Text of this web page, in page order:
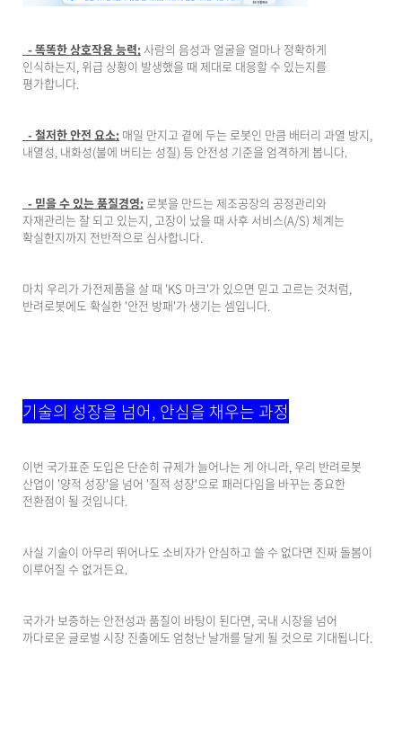
- 똑똑한 상호작용 능력:사람의 음성과 얼굴을 얼마나 정확하게
인식하는지, 위급 상황이 발생했을 때 제대로 대응할 수 있는지를
평가합니다.
- 철저한 안전 요소: 매일 만지고 곁에 두는 로봇인 만큼 배터리 과열 방지,
내열성, 내화성(불에 버티는 성질) 등 안전성 기준을 엄격하게 봅니다.
- 믿을 수 있는 품질경영: 로봇을 만드는 제조공장의 공정관리와
자재관리는 잘 되고 있는지, 고장이 났을 때 사후 서비스(A/S) 체계는
확실한지까지 전반적으로 심사합니다.
마치 우리가 가전제품을 살 때 'KS 마크'가 있으면 믿고 고르는 것처럼,
반려로봇에도 확실한 '안전 방패'가 생기는 셈입니다.
기술의 성장을 넘어, 안심을 채우는 과정
이번 국가표준 도입은 단순히 규제가 늘어나는 게 아니라, 우리 반려로봇
산업이 '양적 성장'을 넘어 '질적 성장'으로 패러다임을 바꾸는 중요한
전환점이 될 것입니다.
사실 기술이 아무리 뛰어나도 소비자가 안심하고 쓸 수 없다면 진짜 돌봄이
이루어질 수 없거든요.
국가가 보증하는 안전성과 품질이 바탕이 된다면, 국내 시장을 넘어
까다로운 글로벌 시장 진출에도 엄청난 날개를 달게 될 것으로 기대됩니다.